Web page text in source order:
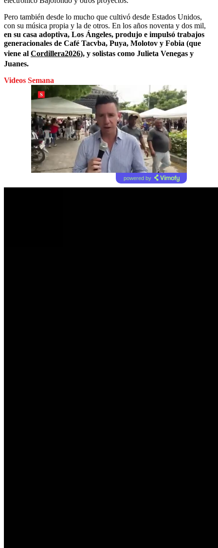
Pero también desde lo mucho que cultivó desde Estados Unidos,
con su música propia y la de otros. En los años noventa y dos mil,
en su casa adoptiva, Los Ángeles, produjo e impulsó trabajos
generacionales de Café Tacvba, Puya, Molotov y Fobia (que
viene al Cordillera2026), y solistas como Julieta Venegas y
Juanes.
Videos Semana
powered by